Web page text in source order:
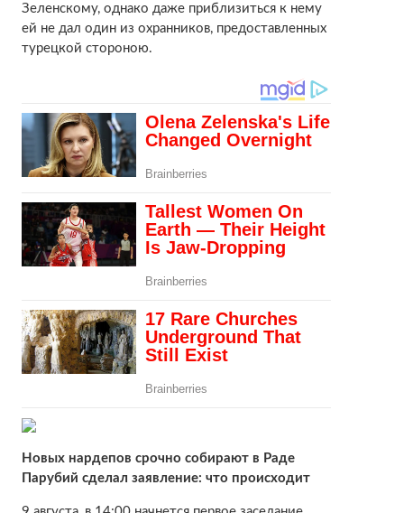
Зеленскому, однако даже приблизиться к нему
ей не дал один из охранников, предоставленных
турецкой стороною.
Новых нардепов срочно собирают в Раде
Парубий сделал заявление: что происходит